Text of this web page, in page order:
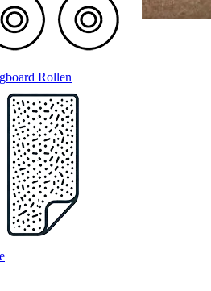
Rollen